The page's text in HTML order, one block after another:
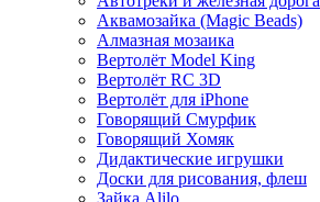
Аквамозайка (Magic Beads)
Алмазная мозаика
Вертолёт Model King
Вертолёт RC 3D
Вертолёт для iPhone
Говорящий Смурфик
Говорящий Хомяк
Дидактические игрушки
Доски для рисования, флеш
Зайка Alilo